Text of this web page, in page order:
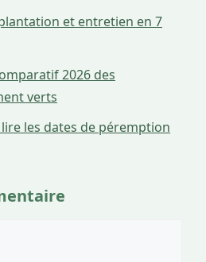
et entretien en 7
2026 des
verts
lire les dates de péremption